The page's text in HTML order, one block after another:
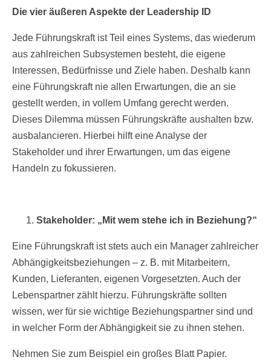
Die vier äußeren Aspekte der Leadership ID
Jede Führungskraft ist Teil eines Systems, das wiederum
aus zahlreichen Subsystemen besteht, die eigene
Interessen, Bedürfnisse und Ziele haben. Deshalb kann
eine Führungskraft nie allen Erwartungen, die an sie
gestellt werden, in vollem Umfang gerecht werden.
Dieses Dilemma müssen Führungskräfte aushalten bzw.
ausbalancieren. Hierbei hilft eine Analyse der
Stakeholder und ihrer Erwartungen, um das eigene
Handeln zu fokussieren.
Stakeholder: „Mit wem stehe ich in Beziehung?“
Eine Führungskraft ist stets auch ein Manager zahlreicher
Abhängigkeitsbeziehungen – z. B. mit Mitarbeitern,
Kunden, Lieferanten, eigenen Vorgesetzten. Auch der
Lebenspartner zählt hierzu. Führungskräfte sollten
wissen, wer für sie wichtige Beziehungspartner sind und
in welcher Form der Abhängigkeit sie zu ihnen stehen.
Nehmen Sie zum Beispiel ein großes Blatt Papier.